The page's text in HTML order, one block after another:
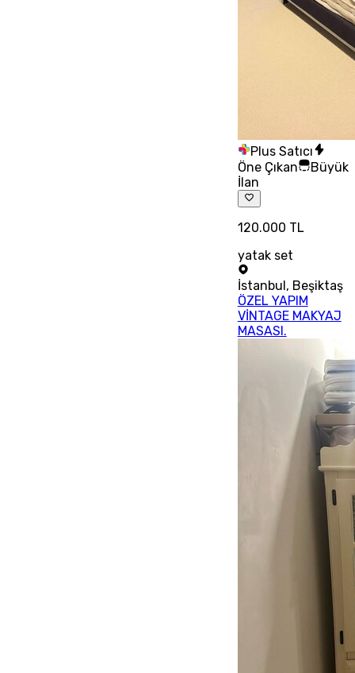
Plus Satıcı
Öne Çıkan
Büyük
İlan
120.000 TL
yatak set
İstanbul , Beşiktaş
ÖZEL YAPIM
VİNTAGE MAKYAJ
MASASI.